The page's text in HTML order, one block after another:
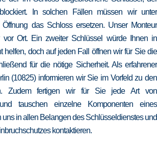
In solchen Fällen müssen wir unter
das Schloss ersetzen. Unser Monteur
vor Ort. Ein zweiter Schlüssel würde Ihnen in
helfen, doch auf jeden Fall öffnen wir für Sie die
für die nötige Sicherheit. Als erfahrener
(10825) informieren wir Sie im Vorfeld zu den
Zudem fertigen wir für Sie jede Art von
tauschen einzelne Komponenten eines
in allen Belangen des Schlüsseldienstes und
kontaktieren.